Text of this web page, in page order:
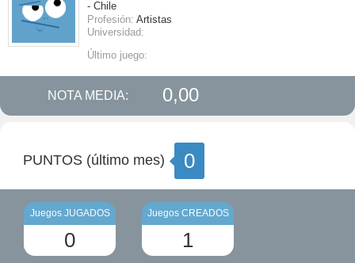
- Chile
Profesión: Artistas
Universidad:
Último juego:
NOTA MEDIA: 0,00
PUNTOS (último mes) 0
Juegos JUGADOS
0
Juegos CREADOS
1